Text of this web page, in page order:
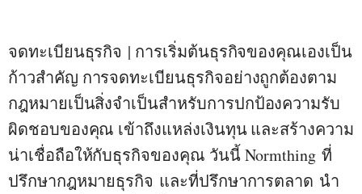
จดทะเบียนธุรกิจ | การเริ่มต้นธุรกิจของคุณเองเป็น
ก้าวสำคัญ การจดทะเบียนธุรกิจอย่างถูกต้องตาม
กฎหมายเป็นสิ่งจำเป็นสำหรับการปกป้องความรับ
ผิดชอบของคุณ เข้าถึงแหล่งเงินทุน และสร้างความ
น่าเชื่อถือให้กับธุรกิจของคุณ วันนี้ Normthing ที่
ปรึกษากฎหมายธุรกิจ และที่ปรึกษาการตลาด นำ